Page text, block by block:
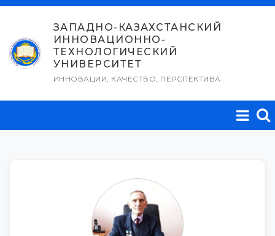
Перейти
содержимому
ЗАПАДНО-КАЗАХСТАНСКИЙ
ИННОВАЦИОННО-
ТЕХНОЛОГИЧЕСКИЙ
УНИВЕРСИТЕТ
ИННОВАЦИИ, КАЧЕСТВО, ПЕРСПЕКТИВА